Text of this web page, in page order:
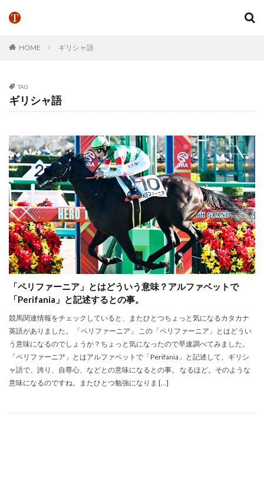
HOME ギリシャ語
TAG
ギリシャ語
「ペリファーニア」とはどういう意味？アルファベットで
「Perifania」と記述するとの事。
競馬関連情報をチェックしていると、またひとつちょっと気になるカタカナ
英語がありました。 「ペリファーニア」 この「ペリファーニア」とはどうい
う意味になるのでしょうか？ちょっと気になったので早速調べてみました。
「ペリファーニア」とはアルファベットで「Perifania」と記述して、ギリシ
ャ語で、誇り、自尊心、などとの意味になるとの事。 なるほど。そのような
意味になるのですね。またひとつ勉強になりま […]